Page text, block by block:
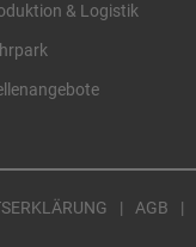
& Logistik
AGB